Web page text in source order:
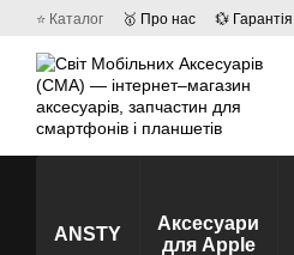
Перейти до основного контенту
⭐ Каталог 🥇 Про нас 💱 Гарантія
ANSTY
Аксесуари
для Apple